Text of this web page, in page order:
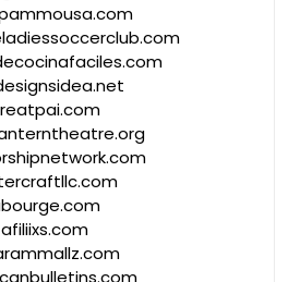
afiliixs.com